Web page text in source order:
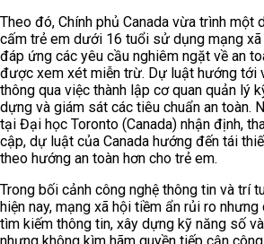
Theo đó, Chính phủ Canada vừa trình một
cấm trẻ em dưới 16 tuổi sử dụng mạng xã
đáp ứng các yêu cầu nghiêm ngặt về an
được xem xét miễn trừ. Dự luật hướng tới
thông qua việc thành lập cơ quan quản lý
dựng và giám sát các tiêu chuẩn an toàn.
tại Đại học Toronto (Canada) nhận định,
cập, dự luật của Canada hướng đến tái
theo hướng an toàn hơn cho trẻ em.
Trong bối cảnh công nghệ thông tin và trí
hiện nay, mạng xã hội tiềm ẩn rủi ro
tìm kiếm thông tin, xây dựng kỹ năng số